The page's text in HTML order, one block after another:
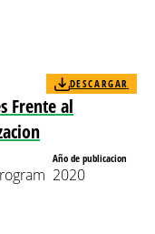
Frente al
DESCARGAR
Año de publicacion
2020